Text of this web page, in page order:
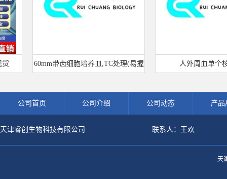
60mm带齿细胞培养皿,TC处理(易握 人外周血单个核
公司首页 公司介绍 公司动态 产品
天津睿创生物科技有限公司 联系人：王欢
天